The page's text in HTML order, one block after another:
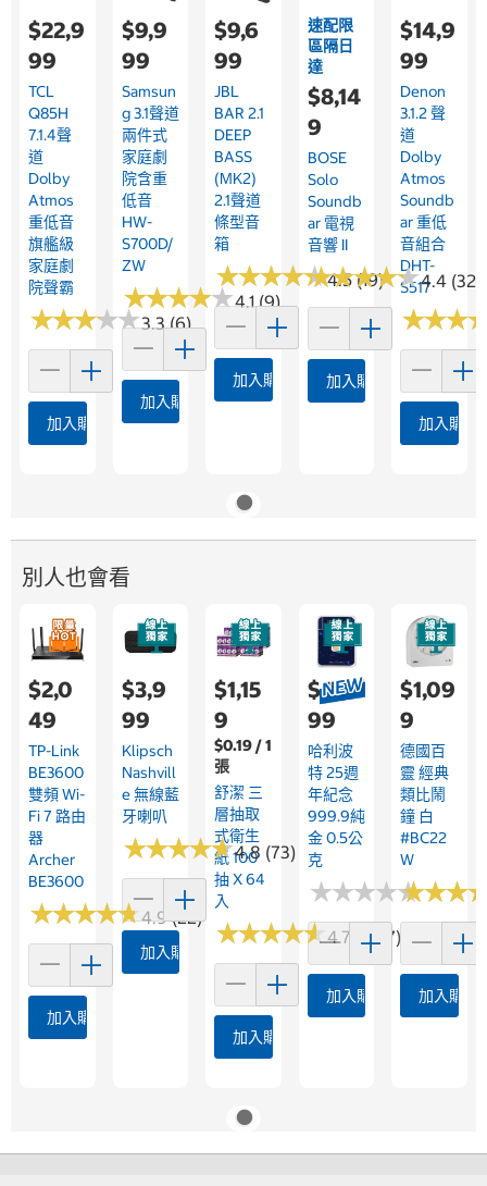
$22,9
99
TCL
Q85H
7.1.4聲
道
Dolby
Atmos
重低音
旗艦級
家庭劇
院聲霸
★★★★★
★★★★★3.3 (6)
加入購物車
$9,9
99
Samsun
G 3.1聲道
兩件式
家庭劇
院含重
低音
HW-
S700D/
ZW
★★★★★
★★★★★4.1 (9)
加入購物車
$9,6
99
JBL
BAR 2.1
DEEP
BASS
(MK2)
2.1聲道
條型音
箱
★★★★★
★★★★★4.5 (19)
加入購物車
速配限
區隔日
達
$8,14
9
BOSE
Solo
Soundb
Ar 電視
音響 II
★★★★★
★★★★★4.4 (32)
加入購物車
$14,9
99
Denon
3.1.2 聲
道
Dolby
Atmos
Soundb
Ar 重低
音組合
DHT-
S517
★★★
★★★
加入購物
別人也會看
$2,0
49
TP-Link
BE3600
雙頻 Wi-
Fi 7 路由
器
Archer
BE3600
★★★★★
★★★★★4.9 (22)
加入購物車
$3,9
99
Klipsch
Nashvill
E 無線藍
牙喇叭
★★★★★
★★★★★4.8 (73)
加入購物車
$1,15
9
$0.19 / 1
張
舒潔 三
層抽取
式衛生
紙 100
抽 X 64
入
★★★★★
★★★★★4.7 (2517)
加入購物車
$4,0
99
哈利波
特 25週
年紀念
999.9純
金 0.5公
克
★★★★★
★★★★★
加入購物車
$1,09
9
德國百
靈 經典
類比鬧
鐘 白
#BC22
W
★★★
★★★
加入購物